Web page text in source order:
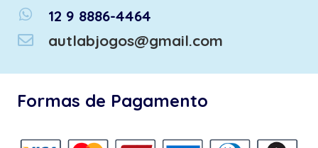
whatsapp
12 9 8886-4464
autlabjogos@gmail.com
Formas de Pagamento